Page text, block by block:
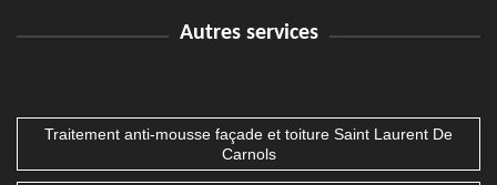
Autres services
Traitement anti-mousse façade et toiture Saint Laurent De
Carnols